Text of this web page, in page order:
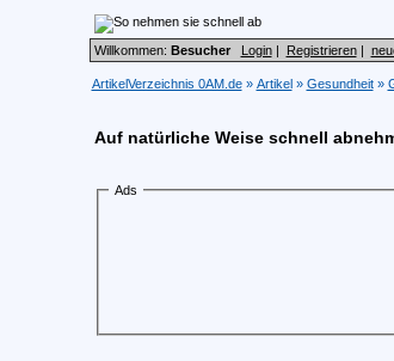
Willkommen: Besucher Login| Registrieren|
ArtikelVerzeichnis 0AM.de» Artikel» Gesundheit»
Auf natürliche Weise schnell
Ads